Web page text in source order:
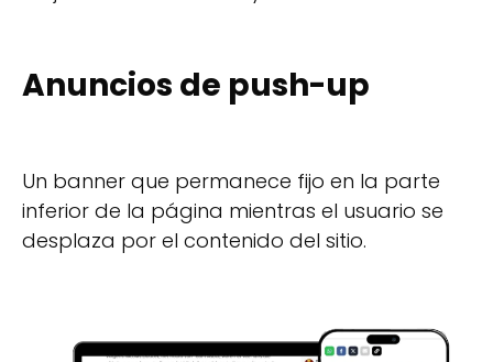
Anuncios de push-up
Un banner que permanece fijo en la parte
inferior de la página mientras el usuario se
desplaza por el contenido del sitio.